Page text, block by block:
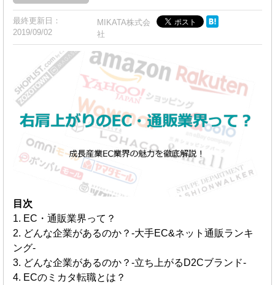
最終更新日：
2019/09/02
MIKATA株式会
社
目次
1. EC・通販業界って？
2. どんな企業があるのか？-大手EC&ネット通販ランキ
ング-
3. どんな企業があるのか？-立ち上がるD2Cブランド-
4. ECのミカタ転職とは？